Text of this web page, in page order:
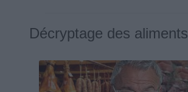
Décryptage des aliments